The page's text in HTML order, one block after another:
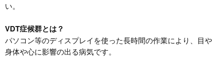
い。
VDT症候群とは？
パソコン等のディスプレイを使った長時間の作業により、目や
身体や心に影響の出る病気です。